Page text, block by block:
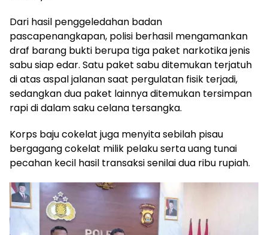
Dari hasil penggeledahan badan
pascapenangkapan, polisi berhasil mengamankan
draf barang bukti berupa tiga paket narkotika jenis
sabu siap edar. Satu paket sabu ditemukan terjatuh
di atas aspal jalanan saat pergulatan fisik terjadi,
sedangkan dua paket lainnya ditemukan tersimpan
rapi di dalam saku celana tersangka.
Korps baju cokelat juga menyita sebilah pisau
bergagang cokelat milik pelaku serta uang tunai
pecahan kecil hasil transaksi senilai dua ribu rupiah.